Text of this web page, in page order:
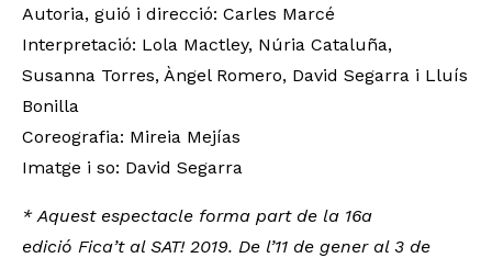
Autoria, guió i direcció: Carles Marcé
Interpretació: Lola Mactley, Núria Cataluña,
Susanna Torres, Àngel Romero, David Segarra i Lluís
Bonilla
Coreografia: Mireia Mejías
Imatge i so: David Segarra
* Aquest espectacle forma part de la 16a
edició Fica’t al SAT! 2019. De l’11 de gener al 3 de